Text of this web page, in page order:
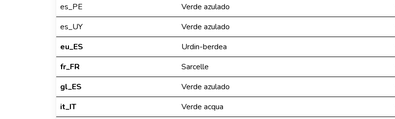
es_PE
Verde azulado
es_UY
Verde azulado
eu_ES
Urdin-berdea
fr_FR
Sarcelle
gl_ES
Verde azulado
it_IT
Verde acqua